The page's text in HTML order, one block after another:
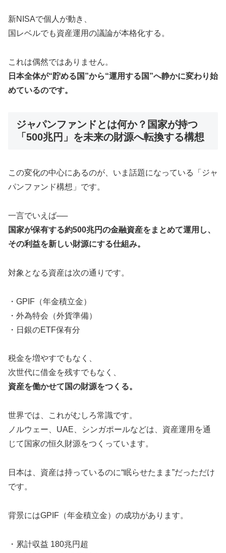
新NISAで個人が動き、
国レベルでも資産運用の議論が本格化する。
これは偶然ではありません。
日本全体が“貯める国”から“運用する国”へ静かに変わり始
めているのです。
ジャパンファンドとは何か？国家が持つ
「500兆円」を未来の財源へ転換する構想
この変化の中心にあるのが、いま話題になっている「ジャ
パンファンド構想」です。
一言でいえば──
国家が保有する約500兆円の金融資産をまとめて運用し、
その利益を新しい財源にする仕組み。
対象となる資産は次の通りです。
・GPIF（年金積立金）
・外為特会（外貨準備）
・日銀のETF保有分
税金を増やすでもなく、
次世代に借金を残すでもなく、
資産を働かせて国の財源をつくる。
世界では、これがむしろ常識です。
ノルウェー、UAE、シンガポールなどは、資産運用を通
じて国家の恒久財源をつくっています。
日本は、資産は持っているのに“眠らせたまま”だっただけ
です。
背景にはGPIF（年金積立金）の成功があります。
・累計収益 180兆円超